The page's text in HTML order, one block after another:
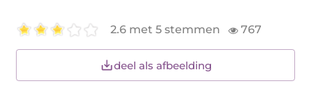
2.6 met 5 stemmen 767
deel als afbeelding